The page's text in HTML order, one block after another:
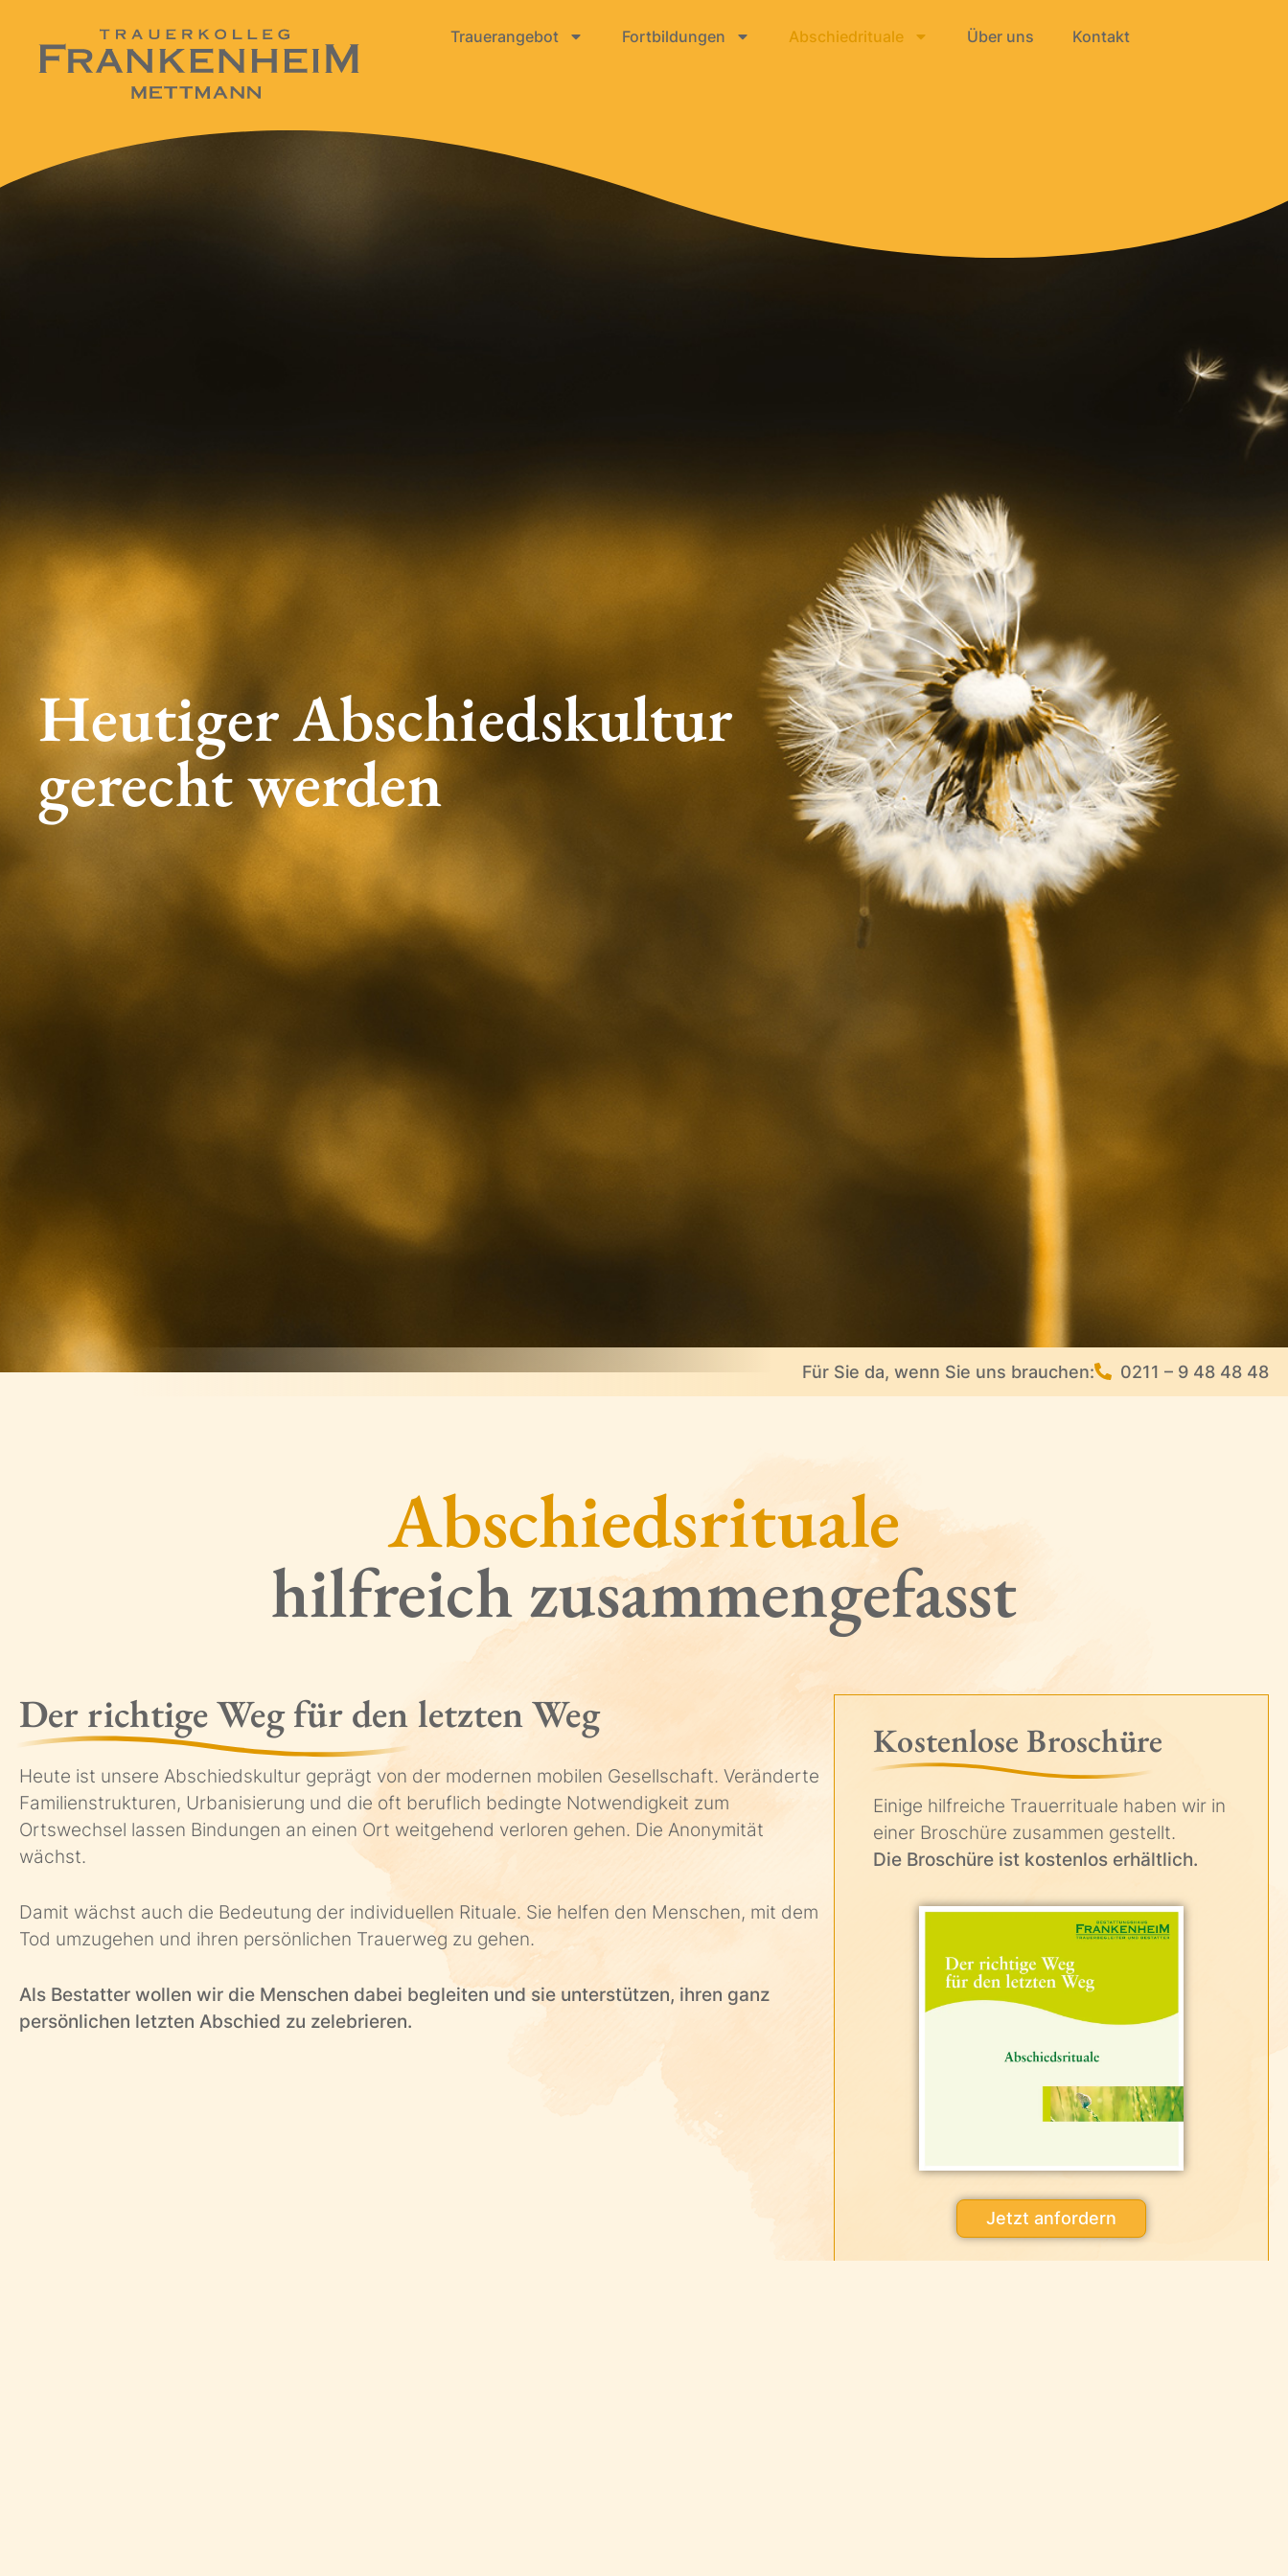
Trauerangebot Fortbildungen Abschiedrituale Über uns Kontakt
Heutiger Abschiedskultur
gerecht werden
Für Sie da, wenn Sie uns brauchen: 0211 – 9 48 48 48
Abschiedsrituale
hilfreich zusammengefasst
Der richtige Weg für den letzten Weg
Heute ist unsere Abschiedskultur geprägt von der modernen mobilen Gesellschaft. Veränderte
Familienstrukturen, Urbanisierung und die oft beruflich bedingte Notwendigkeit zum
Ortswechsel lassen Bindungen an einen Ort weitgehend verloren gehen. Die Anonymität
wächst.
Damit wächst auch die Bedeutung der individuellen Rituale. Sie helfen den Menschen, mit dem
Tod umzugehen und ihren persönlichen Trauerweg zu gehen.
Als Bestatter wollen wir die Menschen dabei begleiten und sie unterstützen, ihren ganz
persönlichen letzten Abschied zu zelebrieren.
Kostenlose Broschüre
Einige hilfreiche Trauerrituale haben wir in
einer Broschüre zusammen gestellt.
Die Broschüre ist kostenlos erhältlich.
Jetzt anfordern